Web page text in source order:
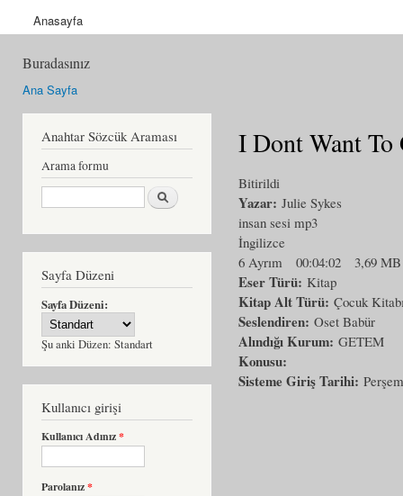
Anasayfa
Buradasınız
Ana Sayfa
Anahtar Sözcük Araması
Arama formu
Ara
Sayfa Düzeni
Sayfa Düzeni:
Şu anki Düzen: Standart
Kullanıcı girişi
Kullanıcı Adınız*
Parolanız*
I Dont Want To
Bitirildi
Yazar: Julie Sykes
insan sesi mp3
İngilizce
6 Ayrım
00:04:02 3,69 MB
Eser Türü: Kitap
Kitap Alt Türü: Çocuk
Seslendiren: Oset Babür
Alındığı Kurum: GETEM
Konusu:
Sisteme Giriş Tarihi: